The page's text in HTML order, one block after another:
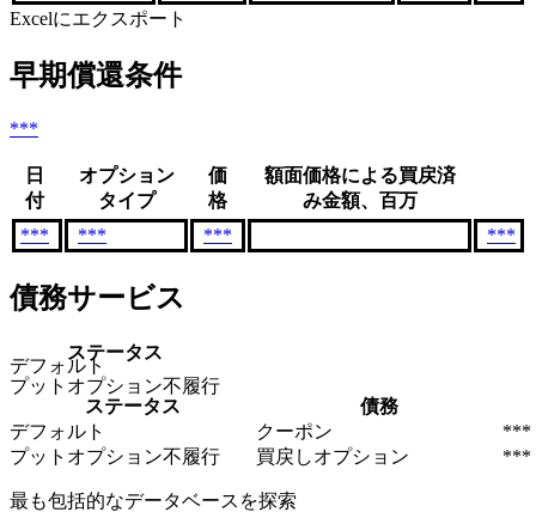
Excelにエクスポート
早期償還条件
***
日
付
オプション
タイプ
価
格
額面価格による買戻済
み金額、百万
***
*** *** ***
債務サービス
ステータス
デフォルト
プットオプション不履行
ステータス
債務
デフォルト
クーポン
***
プットオプション不履行
買戻しオプション ***
最も包括的なデータベースを探索